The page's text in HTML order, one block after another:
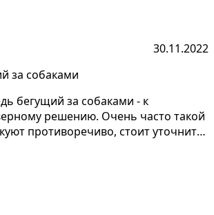
30.11.2022
за собаками
бегущий за собаками - к
решению. Очень часто такой
противоречиво, стоит уточнить